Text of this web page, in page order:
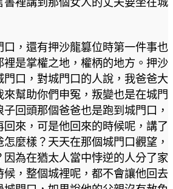
口，還有押沙龍篡位時第一件事也
裡是掌權之地，權柄的地方。押沙
口，對城門口的人說，我爸爸大
幫助你們申冤，叛變也是在城門
回頭那個爸爸也是跑到城門口，
來，可是他回來的時候呢，講了
麼樣？天天在那個城門口觀望，
為在猶太人當中悖逆的人分了家
候，整個城裡呢，都不會讓他回去